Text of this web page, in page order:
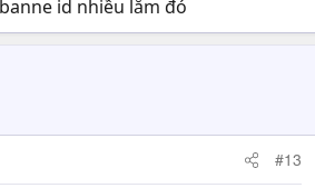
id nhiều lắm đó
#13